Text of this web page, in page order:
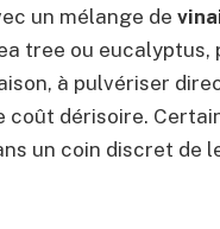
un mélange de
tree ou eucalyptus,
à pulvériser
coût dérisoire.
un coin discret de